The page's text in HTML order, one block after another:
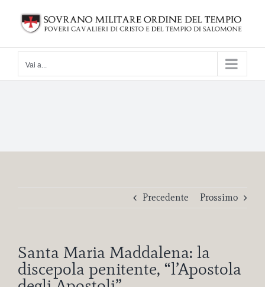
contenuto
Vai a...
Precedente Prossimo
Santa Maria Maddalena: la
discepola penitente, “l’Apostola